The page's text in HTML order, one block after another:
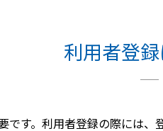
利用者登
す。利用者登録の際には